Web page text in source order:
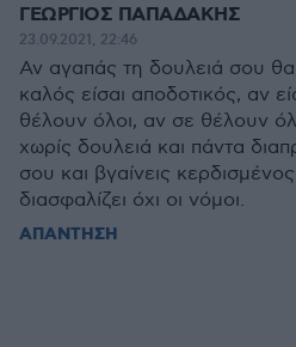
ΓΕΩΡΓΙΟΣ ΠΑΠΑΔΑΚΗΣ
23.09.2021, 22:46
Αν αγαπάς τη δουλειά σου θα
καλός είσαι αποδοτικός, αν
θέλουν όλοι, αν σε θέλουν
χωρίς δουλειά και πάντα
σου και βγαίνεις
διασφαλίζει όχι οι νόμοι.
ΑΠΑΝΤΗΣΗ